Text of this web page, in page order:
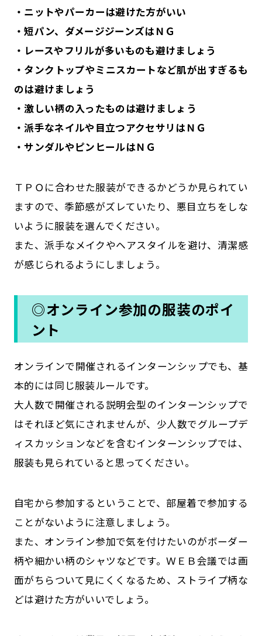
・ニットやパーカーは避けた方がいい
・短パン、ダメージジーンズはＮＧ
・レースやフリルが多いものも避けましょう
・タンクトップやミニスカートなど肌が出すぎるも
のは避けましょう
・激しい柄の入ったものは避けましょう
・派手なネイルや目立つアクセサリはＮＧ
・サンダルやピンヒールはＮＧ
ＴＰＯに合わせた服装ができるかどうか見られてい
ますので、季節感がズレていたり、悪目立ちをしな
いように服装を選んでください。
また、派手なメイクやヘアスタイルを避け、清潔感
が感じられるようにしましょう。
◎オンライン参加の服装のポイ
ント
オンラインで開催されるインターンシップでも、基
本的には同じ服装ルールです。
大人数で開催される説明会型のインターンシップで
はそれほど気にされませんが、少人数でグループデ
ィスカッションなどを含むインターンシップでは、
服装も見られていると思ってください。
自宅から参加するということで、部屋着で参加する
ことがないように注意しましょう。
また、オンライン参加で気を付けたいのがボーダー
柄や細かい柄のシャツなどです。ＷＥＢ会議では画
面がちらついて見にくくなるため、ストライプ柄な
どは避けた方がいいでしょう。